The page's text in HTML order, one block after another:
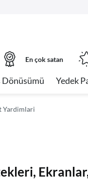
En çok satan
Yedek
Yardimlari